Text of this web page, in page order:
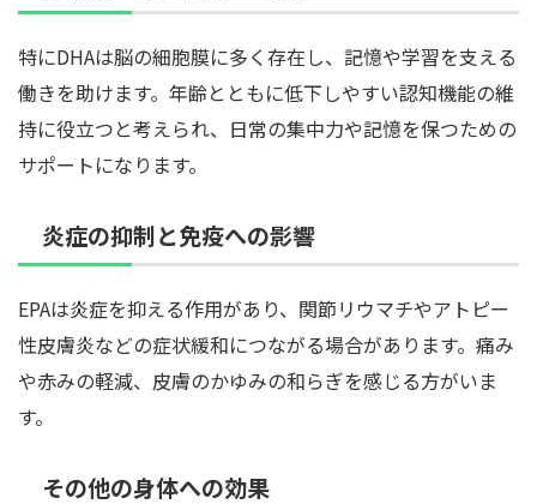
特にDHAは脳の細胞膜に多く存在し、記憶や学習を支える
働きを助けます。年齢とともに低下しやすい認知機能の維
持に役立つと考えられ、日常の集中力や記憶を保つための
サポートになります。
炎症の抑制と免疫への影響
EPAは炎症を抑える作用があり、関節リウマチやアトピー
性皮膚炎などの症状緩和につながる場合があります。痛み
や赤みの軽減、皮膚のかゆみの和らぎを感じる方がいま
す。
その他の身体への効果